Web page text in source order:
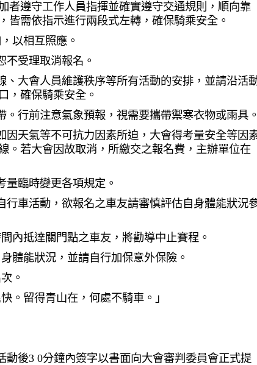
者遵守工作人員指揮並確實遵守交通規則，順向靠
皆需依指示進行兩段式左轉，確保騎乘安全。
以相互照應。
不受理取消報名。
、大會人員維護秩序等所有活動的安排，並請沿活
，確保騎乘安全。
。行前注意氣象預報，視需要攜帶禦寒衣物或雨具
因天氣等不可抗力因素所迫，大會得考量安全等因
。若大會因故取消，所繳交之報名費，主辦單位在
量臨時變更各項規定。
行車活動，欲報名之車友請審慎評估自身體能狀況
內抵達關門點之車友，將勸導中止賽程。
體能狀況，並請自行加保意外保險。
。
。留得青山在，何處不騎車。」
動後3 0分鐘內簽字以書面向大會審判委員會正式提